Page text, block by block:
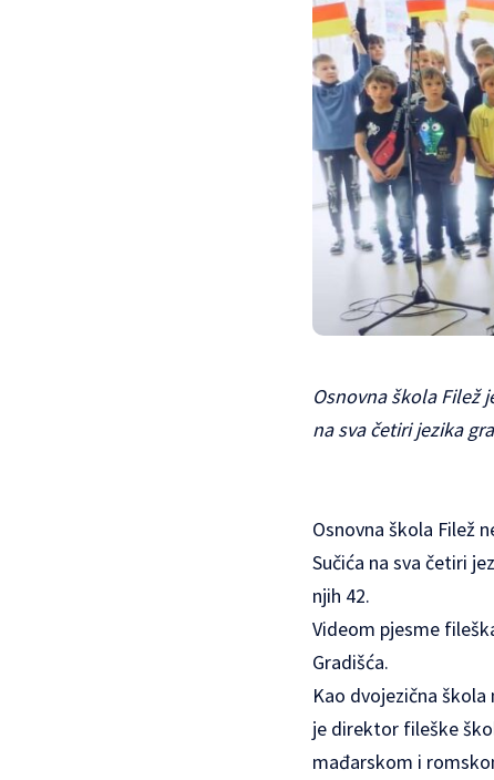
Osnovna škola Filež
na sva četiri jezika
Osnovna škola Filež
Sučića na sva četiri
njih 42.
Videom pjesme
Gradišća.
Kao dvojezična
je direktor fileške
mađarskom i